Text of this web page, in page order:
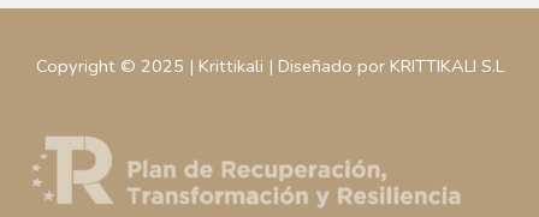
Copyright © 2025 | Krittikali | Diseñado por KRITTIKALI S.L